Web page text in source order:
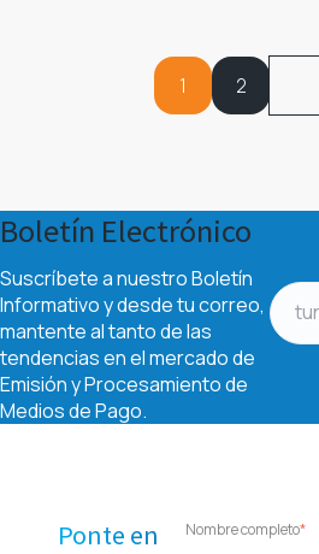
1 2
Boletín Electrónico
Suscríbete a nuestro Boletín
Informativo y desde tu correo,
mantente al tanto de las
tendencias en el mercado de
Emisión y Procesamiento de
Medios de Pago.
Ponte en
Nombre completo*